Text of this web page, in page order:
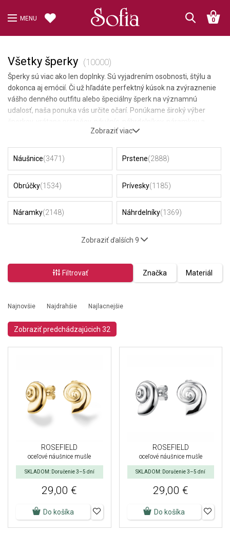
MENU 0
Všetky šperky (10000)
Šperky sú viac ako len doplnky. Sú vyjadrením osobnosti, štýlu a
dokonca aj emócií. Či už hľadáte perfektný kúsok na zvýraznenie
vášho denného outfitu alebo špeciálny šperk na významnú
udalosť, naša ponuka vás určite očarí. Ponúkame široký výber
šperkov, vrátane prsteňov, náušníc, náhrdelníkov, náramkov a
setov. Každý z nich je vyrobený s dôrazom na detail a kvalitu, aby
šperkov a objavte kúsky, ktoré vás inšpirujú, očaria a dodajú vám
Zobraziť viac
Náušnice(3471) Prstene(2888)
Obrúčky(1534) Prívesky(1185)
Náramky(2148) Náhrdelníky(1369)
Zobraziť ďalších 9
Filtrovať Značka Materiál
Najnovšie Najdrahšie Najlacnejšie
Zobraziť predchádzajúcich 32
ROSEFIELD
oceľové náušnice mušle
SKLADOM: Doručenie 3–5 dní
29,00 €
Do košíka
ROSEFIELD
oceľové náušnice mušle
SKLADOM: Doručenie 3–5 dní
29,00 €
Do košíka